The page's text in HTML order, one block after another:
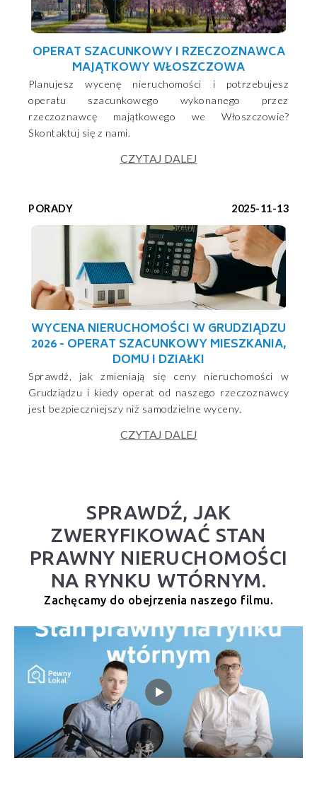
OPERAT SZACUNKOWY I RZECZOZNAWCA
MAJĄTKOWY WŁOSZCZOWA
Planujesz wycenę nieruchomości i potrzebujesz
operatu szacunkowego wykonanego przez
rzeczoznawcę majątkowego we Włoszczowie?
Skontaktuj się z nami.
CZYTAJ DALEJ
PORADY 2025-11-13
WYCENA NIERUCHOMOŚCI W GRUDZIĄDZU
2026 - OPERAT SZACUNKOWY MIESZKANIA,
DOMU I DZIAŁKI
Sprawdź, jak zmieniają się ceny nieruchomości w
Grudziądzu i kiedy operat od naszego rzeczoznawcy
jest bezpieczniejszy niż samodzielne wyceny.
CZYTAJ DALEJ
SPRAWDŹ, JAK
ZWERYFIKOWAĆ STAN
PRAWNY NIERUCHOMOŚCI
NA RYNKU WTÓRNYM.
Zachęcamy do obejrzenia naszego filmu.